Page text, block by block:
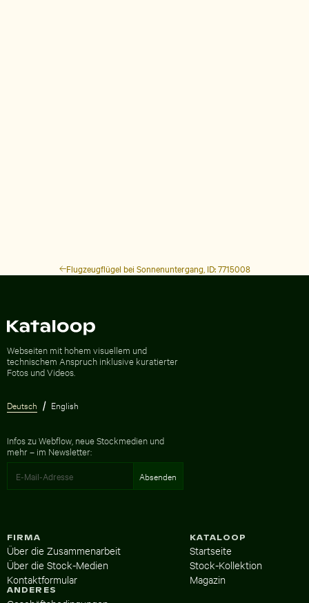
Flugzeugflügel bei Sonnenuntergang, ID: 7715008
Webseiten mit hohem visuellem und
technischem Anspruch inklusive kuratierter
Fotos und Videos.
Deutsch English
Infos zu Webflow, neue Stockmedien und
mehr – im Newsletter:
KATALOOP
Startseite
Stock-Kollektion
Magazin
FIRMA
Über die Zusammenarbeit
Über die Stock-Medien
Kontaktformular
ANDERES